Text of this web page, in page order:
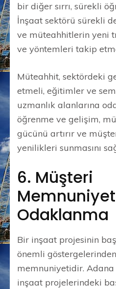
bir diğer sırrı, sürekli
İnşaat sektörü sürekli
ve müteahhitlerin yeni
ve yöntemleri takip
Müteahhit, sektördeki
etmeli, eğitimler ve
uzmanlık alanlarına
öğrenme ve gelişim,
gücünü artırır ve
yenilikleri sunmasını
6. Müşteri
Odaklanma
Bir inşaat projesinin
önemli
memnuniyetidir.
inşaat projelerindeki